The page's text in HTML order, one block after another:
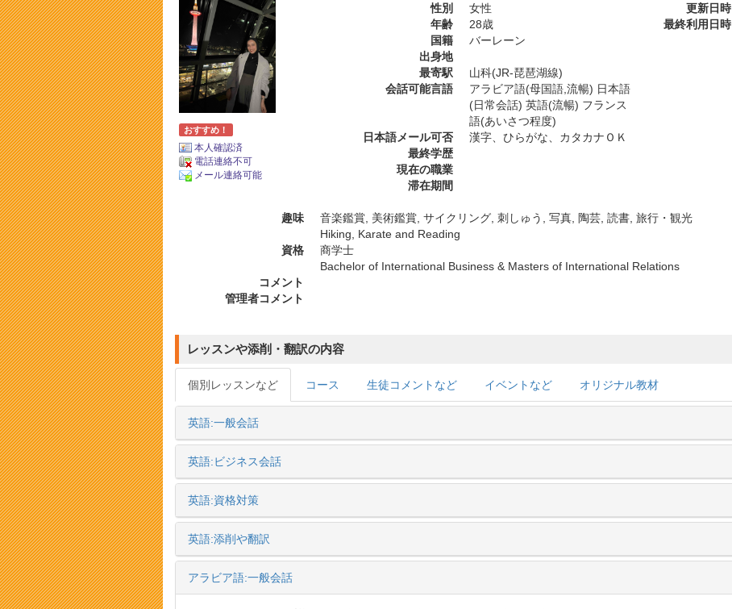
おすすめ！
本人確認済
電話連絡不可
メール連絡可能
性別
女性
年齢
28歳
国籍
バーレーン
出身地
最寄駅
山科(JR-琵琶湖線)
会話可能言語
アラビア語(母国語,流暢) 日本語
(日常会話) 英語(流暢) フランス
語(あいさつ程度)
日本語メール可否
漢字、ひらがな、カタカナＯＫ
最終学歴
現在の職業
滞在期間
更新日時
最終利用日時
趣味
音楽鑑賞, 美術鑑賞, サイクリング, 刺しゅう, 写真, 陶芸, 読書, 旅行・観光
Hiking, Karate and Reading
資格
商学士
Bachelor of International Business & Masters of International Relations
コメント
管理者コメント
レッスンや添削・翻訳の内容
個別レッスンなど コース 生徒コメントなど イベントなど オリジナル教材
英語:一般会話
英語:ビジネス会話
英語:資格対策
英語:添削や翻訳
アラビア語:一般会話